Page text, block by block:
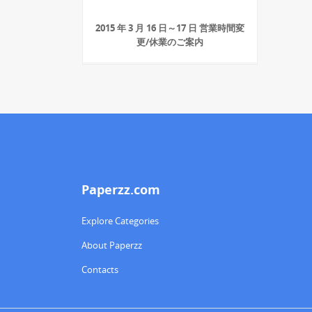
2015 年 3 月 16 日～17 日 営業時間変
更/休業のご案内
Paperzz.com
Explore Categories
About Paperzz
Contacts